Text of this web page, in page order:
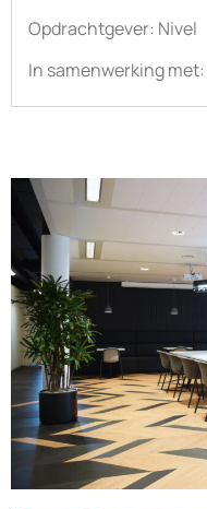
Opdrachtgever: Nivel
In samenwerking met: